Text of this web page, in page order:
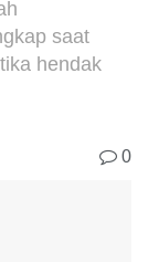
saat
hendak
0